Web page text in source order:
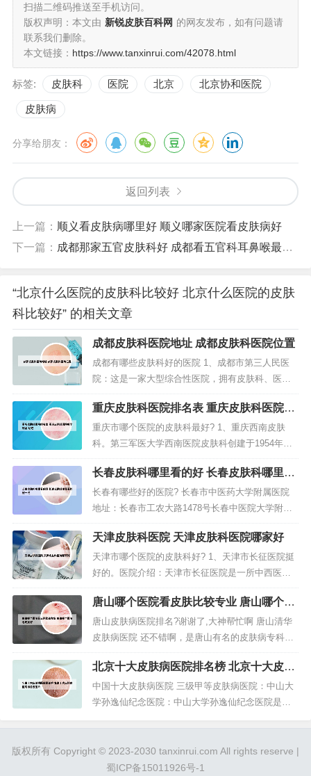
扫描二维码推送至手机访问。
版权声明：本文由 新锐皮肤百科网 的网友发布，如有问题请
联系我们删除。
本文链接： https://www.tanxinrui.com/42078.html
标签: 皮肤科 医院 北京 北京协和医院
皮肤病
分享给朋友：
返回列表
上一篇： 顺义看皮肤病哪里好 顺义哪家医院看皮肤病好
下一篇： 成都那家五官皮肤科好 成都看五官科耳鼻喉最好的医院
“北京什么医院的皮肤科比较好 北京什么医院的皮肤
科比较好” 的相关文章
成都皮肤科医院地址 成都皮肤科医院位置
成都有哪些皮肤科好的医院 1、成都市第三人民医
院：这是一家大型综合性医院，拥有皮肤科、医学
美容科等多个专业科室。他们提供专业的痤疮治疗
服务，包括药物治疗、光子嫩肤、果酸换肤、激光
治疗等多种治疗方法。2、成都最好的皮肤医院，我
觉得是四川省皮肤病医院，也叫皮肤研究所。位于
成都市青羊区四道街12号。他们是...
重庆皮肤科医院排名表 重庆皮肤科医院哪
个好些 贴吧
重庆市哪个医院的皮肤科最好? 1、重庆西南皮肤
科。第三军医大学西南医院皮肤科创建于1954年，
由新中国皮肤科学的先驱和开拓者之一宁誉教授任
首届皮肤科主任。2、重庆皮肤科最好的医院是大坪
的第三军医大学附三医院，它是皮肤科专科医院，
不管是医疗技术，服务质量，还是设备，环境，卫
生都是首届一指的。另外，还有...
长春皮肤科哪里看的好 长春皮肤科哪里看
的好一点
长春有哪些好的医院? 长春市中医药大学附属医院
地址：长春市工农大路1478号长春中医院大学附属
医院第一临床学院（吉林省中医院）。吉林大学白
求恩第一医院坐落在吉林省长春市新民大街，是一
所综合性医疗机构。2020年5月，列入吉林省新型冠
状病毒核酸检测机构名单。2020年9月5日，获得“20
20全国智慧...
天津皮肤科医院 天津皮肤科医院哪家好
天津市哪个医院的皮肤科好? 1、天津市长征医院挺
好的。医院介绍：天津市长征医院是一所中西医结
合诊疗皮肤病的三级甲等专科医院。2、天津市第五
中心医院，天津市第五中心医院皮肤科共收到119封
感谢信，1封建议信。3、天津河东美莱皮肤科医院
很好的，天津人都知道的，最大的皮肤治疗医院，
全国连锁大品牌 可以百度...
唐山哪个医院看皮肤比较专业 唐山哪个医
院看皮肤好
唐山皮肤病医院排名?谢谢了,大神帮忙啊 唐山清华
皮肤病医院 还不错啊，是唐山有名的皮肤病专科医
院，是当地百年皮肤病医院，对皮肤病治疗还是很
权威的。有皮肤病的话可以去那看看、。皮肤瘙痒
是一种皮肤病，严重的话要到医院去治疗， 治疗皮
肤病选择一家大医院要比选择一些偏方什么的都靠
北京十大皮肤病医院排名榜 北京十大皮肤
病医院排名榜图片
中国十大皮肤病医院 三级甲等皮肤病医院：中山大
学孙逸仙纪念医院：中山大学孙逸仙纪念医院是一
点医院。北京协和医院 北京协和医院是一所位于北
京市东城区，集医疗、科研、教学为一体的大型综
版权所有 Copyright © 2023-2030 tanxinrui.com All rights reserve |
蜀ICP备15011926号-1